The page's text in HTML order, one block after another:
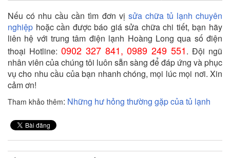
Nếu có nhu cầu cần tìm đơn vị sửa chữa tủ lạnh chuyên
nghiệp hoặc cần được báo giá sửa chữa chi tiết, bạn hãy
liên hệ với trung tâm điện lạnh Hoàng Long qua số điện
thoại Hotline: 0902 327 841, 0989 249 551. Đội ngũ
nhân viên của chúng tôi luôn sẵn sàng để đáp ứng và phục
vụ cho nhu cầu của bạn nhanh chóng, mọi lúc mọi nơi. Xin
cảm ơn!
Tham khảo thêm: Những hư hỏng thường gặp của tủ lạnh